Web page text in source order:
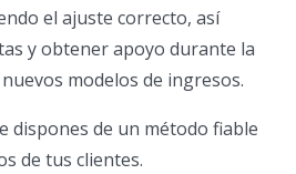
el ajuste correcto, así
y obtener apoyo durante la
modelos de ingresos.
dispones de un método fiable
de tus clientes.